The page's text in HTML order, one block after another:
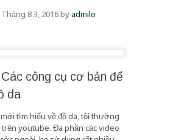
Tháng 8 3, 2016byadmilo
công cụ cơ bản để
da
tìm hiểu về đồ da, tôi thường
youtube. Đa phần các video